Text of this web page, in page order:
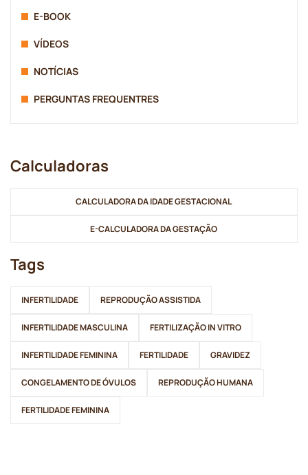
E-BOOK
VÍDEOS
NOTÍCIAS
PERGUNTAS FREQUENTRES
Tags
INFERTILIDADE REPRODUÇÃO ASSISTIDA
INFERTILIDADE MASCULINA FERTILIZAÇÃO IN VITRO
INFERTILIDADE FEMININA FERTILIDADE GRAVIDEZ
CONGELAMENTO DE ÓVULOS REPRODUÇÃO HUMANA
FERTILIDADE FEMININA
Calculadoras
CALCULADORA DA IDADE GESTACIONAL
E-CALCULADORA DA GESTAÇÃO